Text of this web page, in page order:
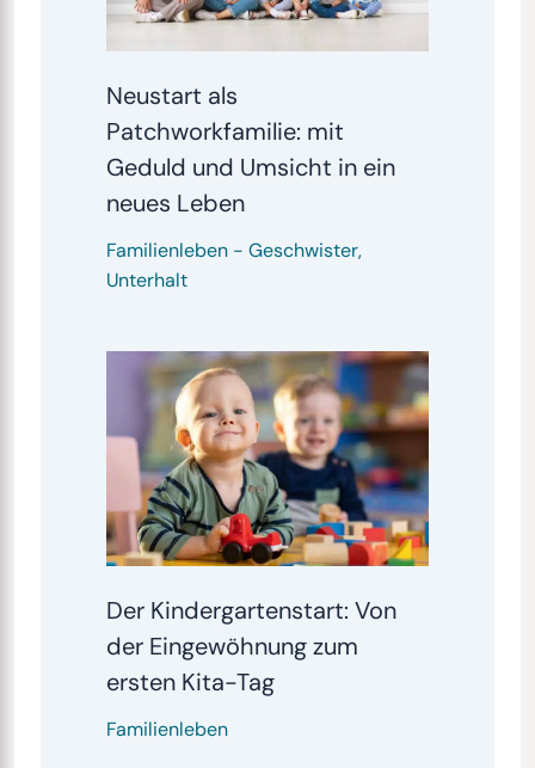
Neustart als
Patchworkfamilie: mit
Geduld und Umsicht in ein
neues Leben
Familienleben- Geschwister,
Unterhalt
Der Kindergartenstart: Von
der Eingewöhnung zum
ersten Kita-Tag
Familienleben